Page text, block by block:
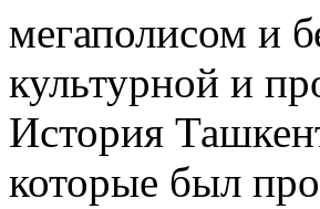
мегаполисом и
культурной и
История
которые был